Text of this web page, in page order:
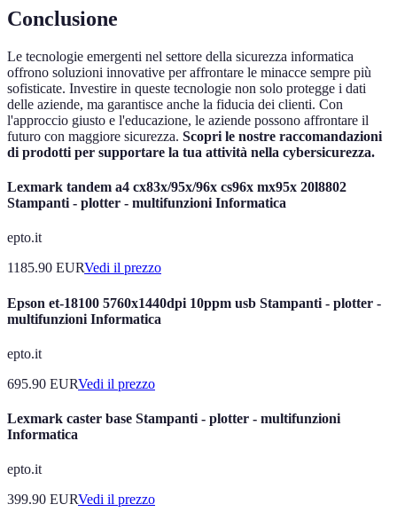
Conclusione
Le tecnologie emergenti nel settore della sicurezza informatica
offrono soluzioni innovative per affrontare le minacce sempre più
sofisticate. Investire in queste tecnologie non solo protegge i dati
delle aziende, ma garantisce anche la fiducia dei clienti. Con
l'approccio giusto e l'educazione, le aziende possono affrontare il
futuro con maggiore sicurezza. Scopri le nostre raccomandazioni
di prodotti per supportare la tua attività nella cybersicurezza.
Lexmark tandem a4 cx83x/95x/96x cs96x mx95x 20l8802
Stampanti - plotter - multifunzioni Informatica
epto.it
1185.90 EURVedi il prezzo
Epson et-18100 5760x1440dpi 10ppm usb Stampanti - plotter -
multifunzioni Informatica
epto.it
695.90 EURVedi il prezzo
Lexmark caster base Stampanti - plotter - multifunzioni
Informatica
epto.it
399.90 EURVedi il prezzo